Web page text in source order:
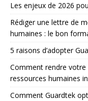
Les enjeux de 2026
Rédiger une lettre de
humaines : le bon
5 raisons d’adopter
Comment rendre
ressources humaines
Comment Guardtek